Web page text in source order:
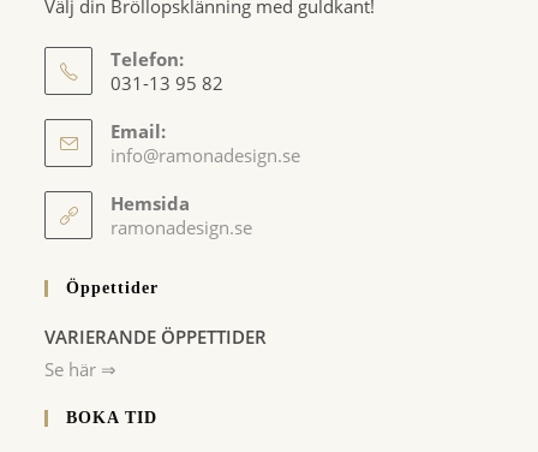
Välj din Bröllopsklänning med guldkant!
Telefon:
031-13 95 82
Email:
info@ramonadesign.seOpens
Hemsida
ramonadesign.se
Öppettider
VARIERANDE ÖPPETTIDER
Se här ⇒
BOKA TID